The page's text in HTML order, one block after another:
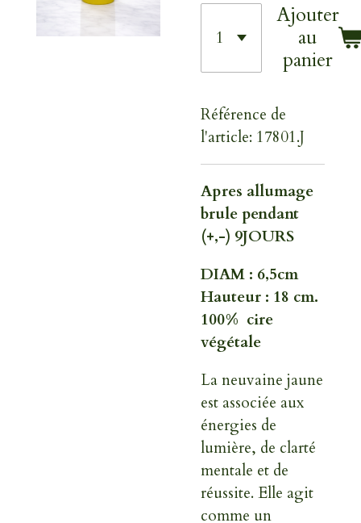
Ajouter
au
panier
Référence de
l'article: 17801.J
Apres allumage
brule pendant
(+,-) 9JOURS
DIAM : 6,5cm
Hauteur : 18 cm.
100% cire
végétale
La neuvaine jaune
est associée aux
énergies de
lumière, de clarté
mentale et de
réussite. Elle agit
comme un